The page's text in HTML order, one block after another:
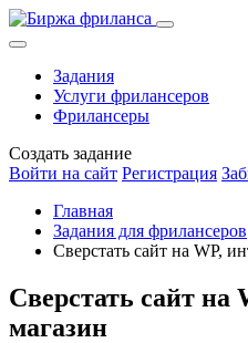
Задания
Услуги фрилансеров
Фрилансеры
Создать задание
Войти на сайт Регистрация
Главная
Задания для фрилансеров
Сверстать сайт на WP,
Сверстать сайт на
магазин